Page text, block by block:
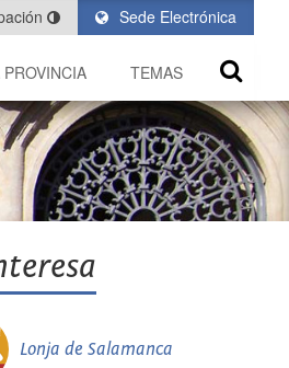
Sede Electrónica
PROVINCIA TEMAS
Lonja de Salamanca